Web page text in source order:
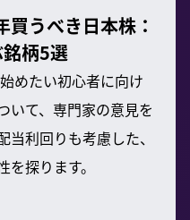
うべき日本株：
柄5選
めたい初心者に向け
いて、専門家の意見を
利回りも考慮した、
探ります。